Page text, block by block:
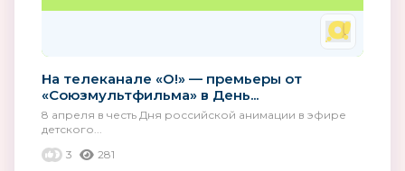
На телеканале «О!» — премьеры от
«Союзмультфильма» в День...
8 апреля в честь Дня российской анимации в эфире
детского...
3
281